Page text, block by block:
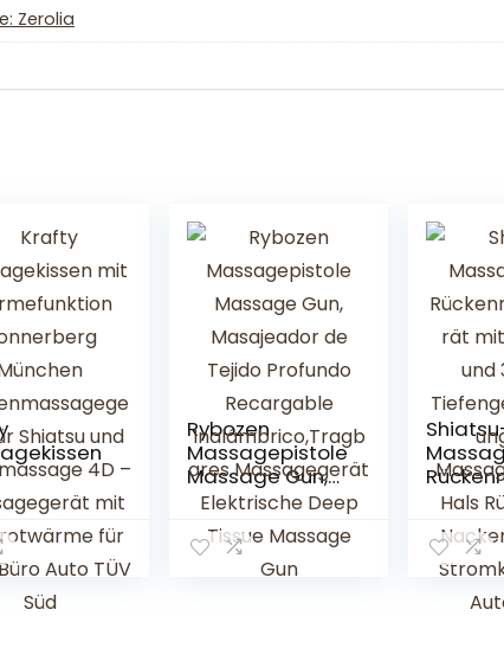
Zerolia
für
und
Rybozen
Massagepistole
Massage Gun,
Masajeador de
Tejido Profundo
Recargable
Inalámbrico,Tra
Speed
etung